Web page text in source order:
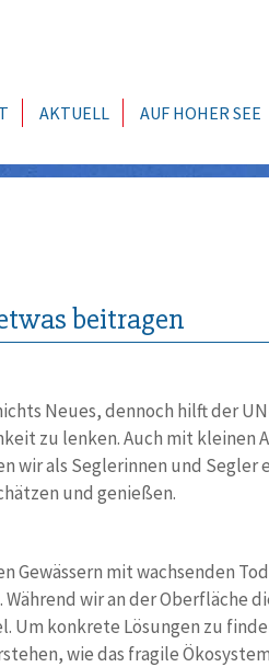
AKTUELL AUF HOHER SEE
beitragen
Neues, dennoch hilft der
zu lenken. Auch mit kleinen
wir als Seglerinnen und Segler
und genießen.
Gewässern mit wachsenden
wir an der Oberfläche
Um konkrete Lösungen zu
wie das fragile